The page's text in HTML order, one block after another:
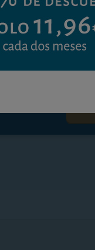
para